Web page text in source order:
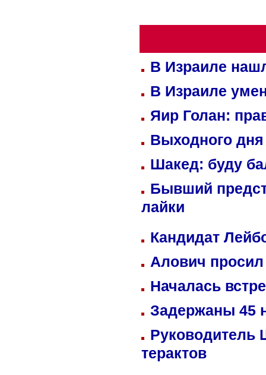
В Израиле
В Израиле
Яир Голан:
Выходного
Шакед: буду
Бывший
лайки
Кандидат
Алович просил
Началась
Задержаны 45
Руководитель
терактов